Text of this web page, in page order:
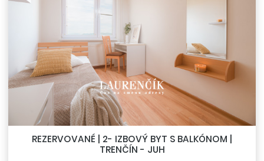
REZERVOVANÉ | 2- IZBOVÝ BYT S BALKÓNOM |
TRENČÍN - JUH